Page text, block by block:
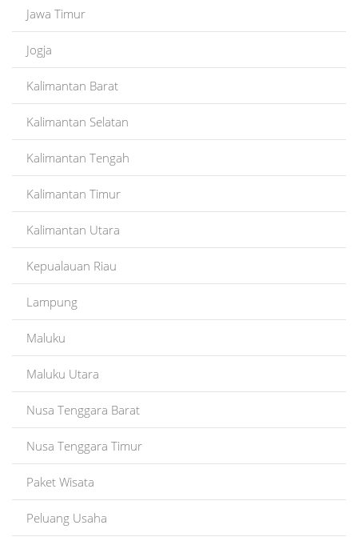
Jawa Timur
Jogja
Kalimantan Barat
Kalimantan Selatan
Kalimantan Tengah
Kalimantan Timur
Kalimantan Utara
Kepualauan Riau
Lampung
Maluku
Maluku Utara
Nusa Tenggara Barat
Nusa Tenggara Timur
Paket Wisata
Peluang Usaha